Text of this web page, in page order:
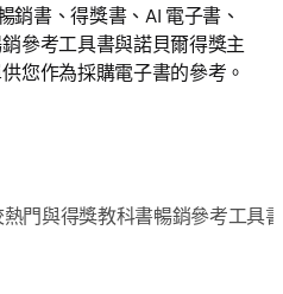
銷書、得獎書、AI 電子書、
參考工具書與諾貝爾得獎主
您作為採購電子書的參考。
門與得獎教科書暢銷參考工具書